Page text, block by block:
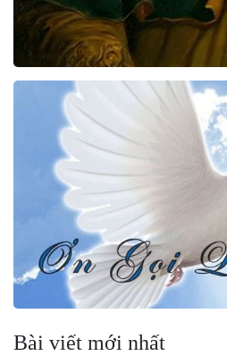
Bài viết mới nhất